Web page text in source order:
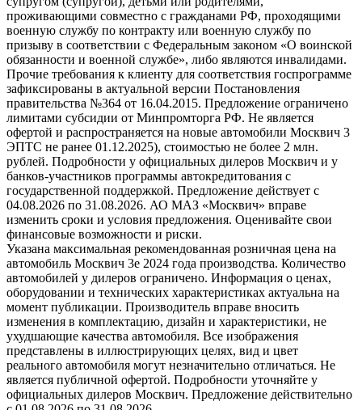
проживающими совместно с гражданами РФ, проходящими
военную службу по контракту или военную службу по
призыву в соответствии с Федеральным законом «О воинской
обязанности и военной службе», либо являются инвалидами.
Прочие требования к клиенту для соответствия госпрограмме
зафиксированы в актуальной версии Постановления
правительства №364 от 16.04.2015. Предложение ограничено
лимитами субсидии от Минпромторга РФ. Не является
офертой и распространяется на новые автомобили Москвич 3
ЭПТС не ранее 01.12.2025), стоимостью не более 2 млн.
рублей. Подробности у официальных дилеров Москвич и у
банков-участников программы автокредитования с
государственной поддержкой. Предложение действует с
04.08.2026 по 31.08.2026. АО МАЗ «Москвич» вправе
изменить сроки и условия предложения. Оценивайте свои
финансовые возможности и риски.
Указана максимальная рекомендованная розничная цена на
автомобиль Москвич 3e 2024 года производства. Количество
автомобилей у дилеров ограничено. Информация о ценах,
оборудовании и технических характеристиках актуальна на
момент публикации. Производитель вправе вносить
изменения в комплектацию, дизайн и характеристики, не
ухудшающие качества автомобиля. Все изображения
представлены в иллюстрирующих целях, вид и цвет
реального автомобиля могут незначительно отличаться. Не
является публичной офертой. Подробности уточняйте у
официальных дилеров Москвич. Предложение действительно